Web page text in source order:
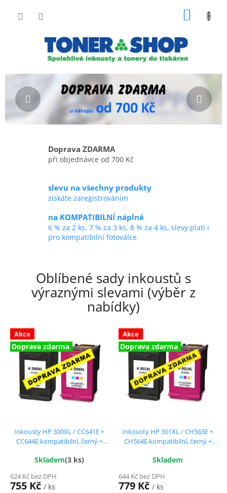
P
s
r
Doprava ZDARMA
při objednávce od 700 Kč
slevu na všechny produkty
získáte zaregistrováním
na KOMPATIBILNÍ náplně
6 % za 2 ks, 7 % za 3 ks, 8 % za 4 ks, slevy platí i
pro kompatibilní fotoválce
Oblíbené sady inkoustů s
výraznými slevami (výběr z
nabídky)
Akce
Doprava zdarma
Inkousty HP 300XL / CC641E +
CC644E kompatibilní, černý +
Skladem(3 ks)
624 Kč bez DPH
755 Kč / ks
Akce
Doprava zdarma
Inkousty HP 301XL / CH563E +
CH564E kompatibilní, černý +
Skladem
644 Kč bez DPH
779 Kč / ks